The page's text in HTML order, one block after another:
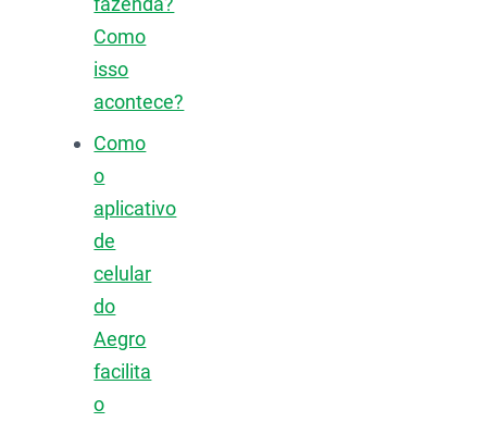
Como
isso
acontece?
Como
o
aplicativo
de
celular
do
Aegro
facilita
o